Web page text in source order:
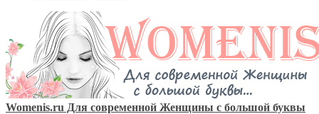
Womenis.ru Для современной Женщины с большой буквы